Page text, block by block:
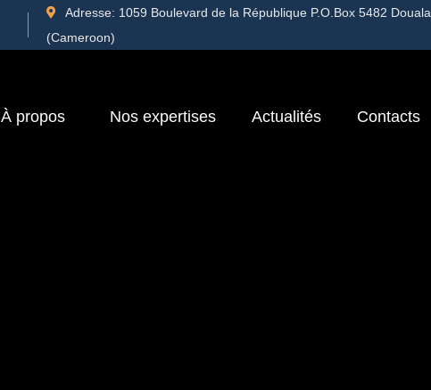
Adresse: 1059 Boulevard de la République P.O.Box 5482 Douala
(Cameroon)
À propos Nos expertises Actualités Contacts